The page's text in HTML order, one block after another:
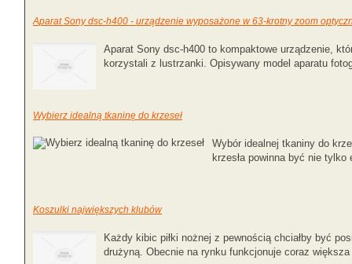
Aparat Sony dsc-h400 - urządzenie wyposażone w 63-krotny zoom
Aparat Sony dsc-h400 to kompaktowe urządzenie,
korzystali z lustrzanki. Opisywany model aparatu
Wybierz idealną tkaninę do krzeseł
Wybór idealnej tkaniny do
krzesła powinna być nie
Koszulki największych klubów
Każdy kibic piłki nożnej z pewnością chciałby być
drużyną. Obecnie na rynku funkcjonuje coraz